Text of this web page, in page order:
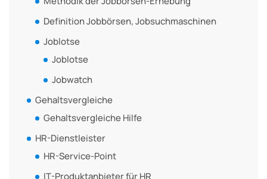
Definition Jobbörsen, Jobsuchmaschinen
Joblotse
Joblotse
Jobwatch
Gehaltsvergleiche
Gehaltsvergleiche Hilfe
HR-Dienstleister
HR-Service-Point
IT-Produktanbieter für HR